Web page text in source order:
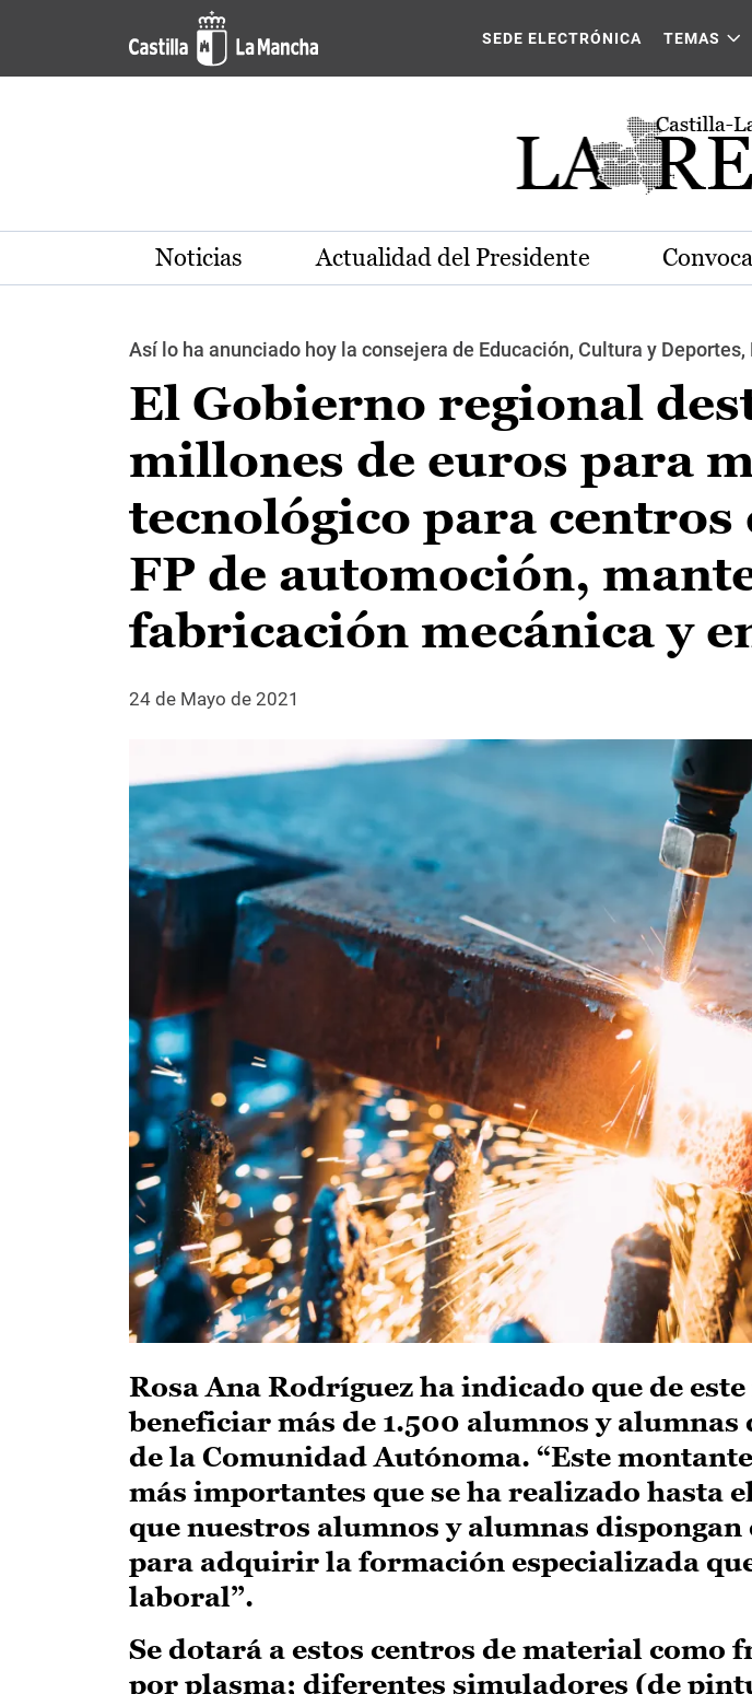
Pasar al contenido principal
SEDE ELECTRÓNICA TEMAS
Noticias Actualidad del Presidente
Así lo ha anunciado hoy la consejera de Educación, Cultura y Deportes,
El Gobierno regional
millones de euros para
tecnológico para
FP de automoción,
fabricación mecánica y
24 de Mayo de 2021
Rosa Ana Rodríguez ha indicado que de
beneficiar más de 1.500 alumnos y alumnas
de la Comunidad Autónoma. “Este
más importantes que se ha realizado hasta
que nuestros alumnos y alumnas dispongan
para adquirir la formación especializada
laboral”.
Se dotará a estos centros de material como
por plasma; diferentes simuladores (de